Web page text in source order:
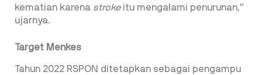
kematian karena strokeitu mengalami penurunan,”
ujarnya.
Target Menkes
Tahun 2022 RSPON ditetapkan sebagai pengampu